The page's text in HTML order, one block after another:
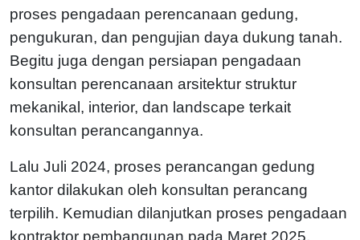
proses pengadaan perencanaan gedung,
pengukuran, dan pengujian daya dukung tanah.
Begitu juga dengan persiapan pengadaan
konsultan perencanaan arsitektur struktur
mekanikal, interior, dan landscape terkait
konsultan perancangannya.
Lalu Juli 2024, proses perancangan gedung
kantor dilakukan oleh konsultan perancang
terpilih. Kemudian dilanjutkan proses pengadaan
kontraktor pembangunan pada Maret 2025.